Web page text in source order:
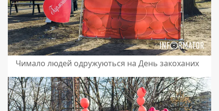
Чимало людей одружуються на День закоханих